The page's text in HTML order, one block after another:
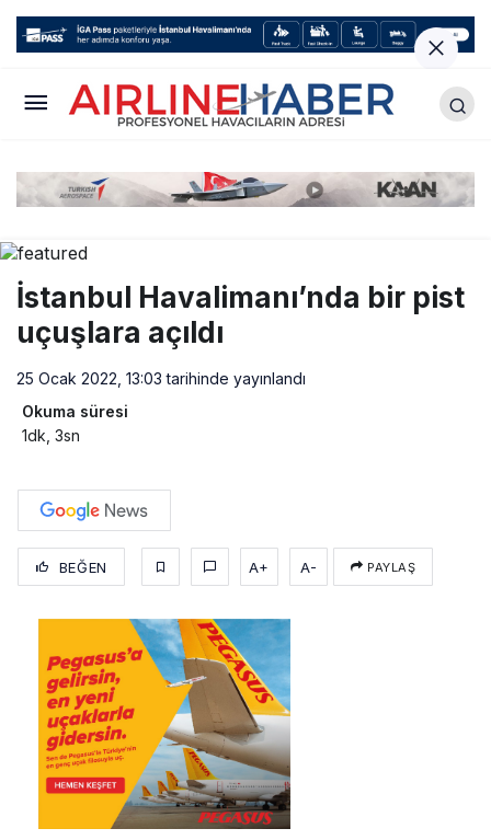
İstanbul Havalimanı’nda bir pist
uçuşlara açıldı
25 Ocak 2022, 13:03 tarihinde yayınlandı
Okuma süresi
1dk, 3sn
BEĞEN A+ A- PAYLAŞ